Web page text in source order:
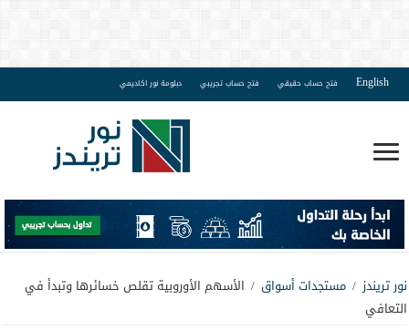
English فتح حساب حقيقي فتح حساب تجريبي دبلومة نور اكاديمي
نور تريندز / مستجدات أسواق / الأسهم الأوروبية تقلص خسائرها وتبدأ في
التعافي